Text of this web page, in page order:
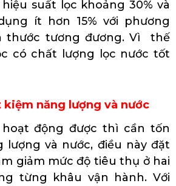
suất lọc khoảng 30% và
ít hơn 15% với phương
thước tương đương. Vì thế
có chất lượng lọc nước tốt
kiệm năng lượng và nước
động được thì cần tốn
lượng và nước, điều này đặt
giảm mức độ tiêu thụ ở hai
từng khâu vận hành. Với